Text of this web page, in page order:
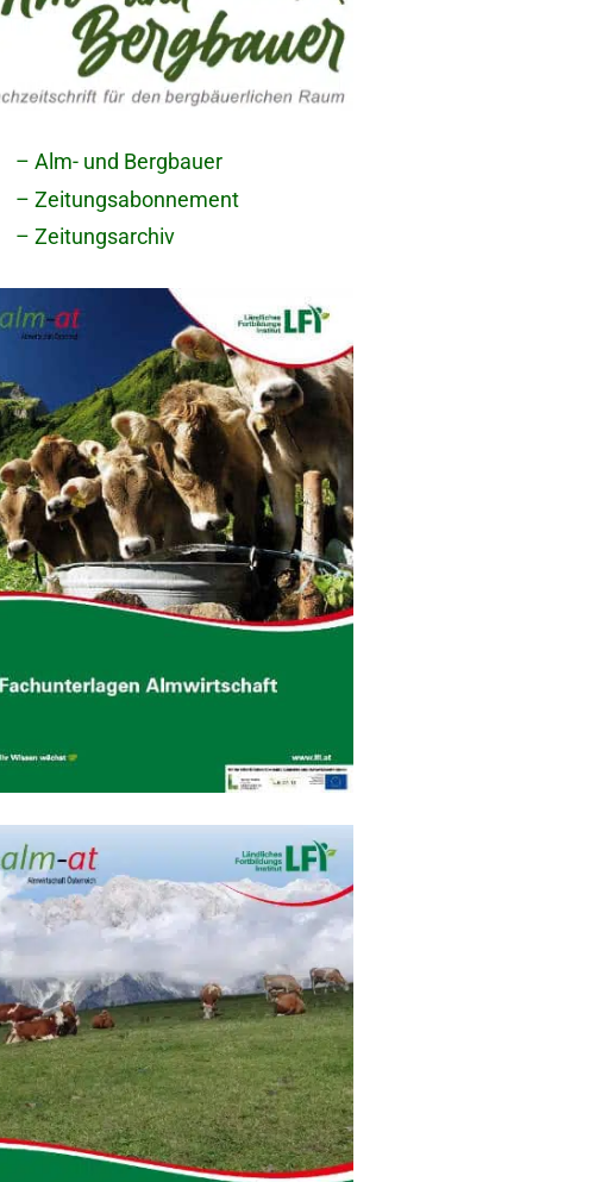
– Alm- und Bergbauer
– Zeitungsabonnement
– Zeitungsarchiv